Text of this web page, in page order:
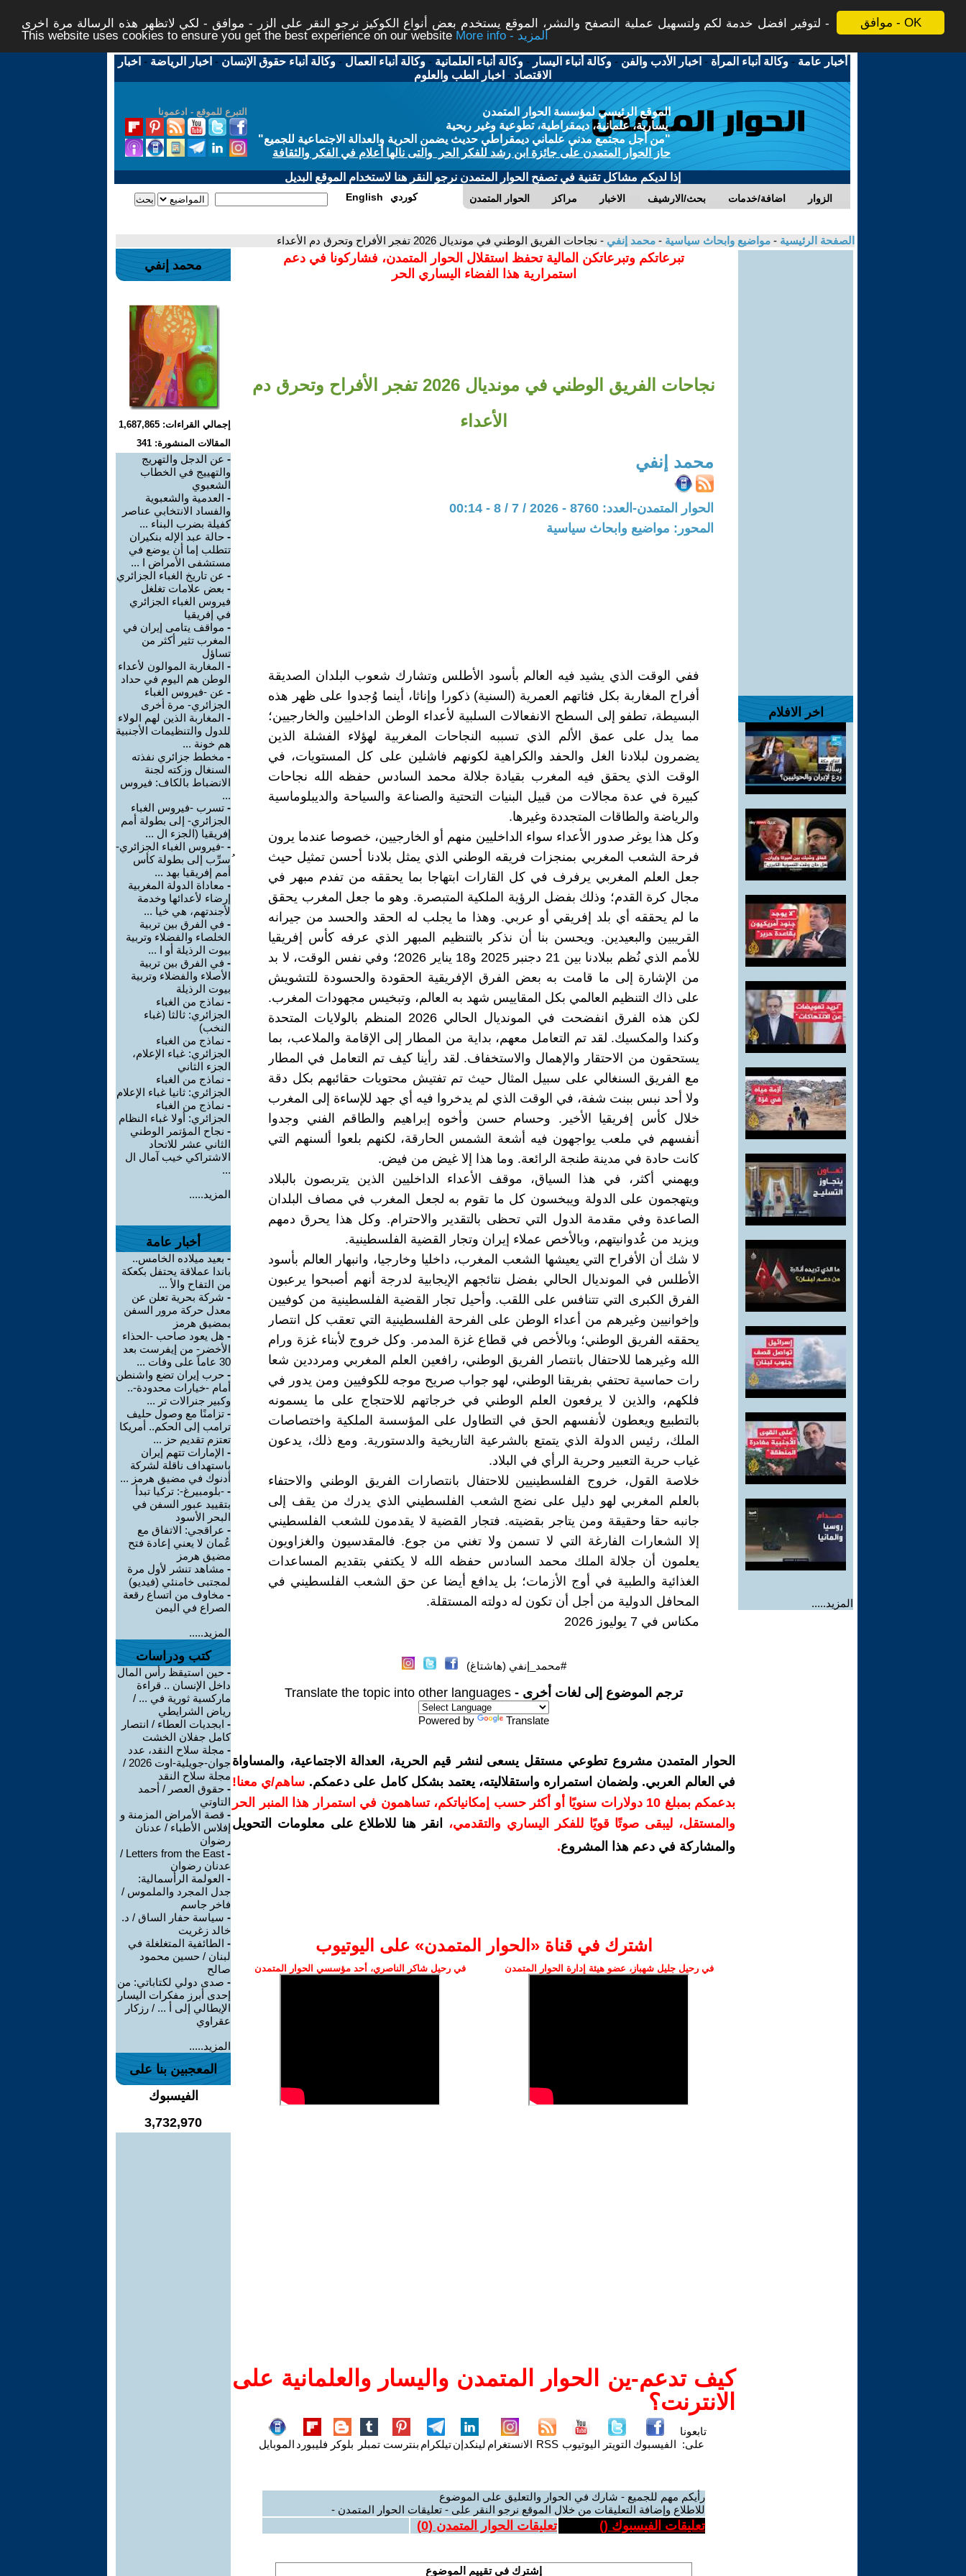
موافق - OK
لتوفير افضل خدمة لكم ولتسهيل عملية التصفح والنشر، الموقع يستخدم بعض أنواع الكوكيز نرجو النقر على الزر - موافق - لكي لاتظهر هذه الرسالة مرة اخرى -
This website uses cookies to ensure you get the best experience on our website
More info - المزيد
أخبار عامة -وكالة أنباء المرأة - اخبار الأدب والفن -وكالة أنباء اليسار -وكالة أنباء العلمانية -وكالة أنباء العمال -وكالة أنباء حقوق الإنسان - اخبار الرياضة - اخبار
الاقتصاد - اخبار الطب والعلوم
التبرع للموقع - ادعمونا
الموقع الرئيسي لمؤسسة الحوار المتمدن
يسارية، علمانية، ديمقراطية، تطوعية وغير ربحية
"من أجل مجتمع مدني علماني ديمقراطي حديث يضمن الحرية والعدالة الاجتماعية للجميع"
حاز الحوار المتمدن على جائزة ابن رشد للفكر الحر والتى نالها أعلام في الفكر والثقافة
إذا لديكم مشاكل تقنية في تصفح الحوار المتمدن نرجو النقر هنا لاستخدام الموقع البديل
الحوار المتمدن مراكز الاخبار بحث/الارشيف اضافة/خدمات الزوار English كوردي
الصفحة الرئيسية - مواضيع وابحاث سياسية - محمد إنفي - نجاحات الفريق الوطني في مونديال 2026 تفجر الأفراح وتحرق دم الأعداء
اخر الافلام
المزيد.....
تبرعاتكم وتبرعاتكن المالية تحفظ استقلال الحوار المتمدن، فشاركونا في دعم
استمرارية هذا الفضاء اليساري الحر
نجاحات الفريق الوطني في مونديال 2026 تفجر الأفراح وتحرق دم
الأعداء
محمد إنفي
الحوار المتمدن-العدد: 8760 - 2026 / 7 / 8 - 00:14
المحور: مواضيع وابحاث سياسية
ففي الوقت الذي يشيد فيه العالم بأسود الأطلس وتشارك شعوب البلدان الصديقة
أفراح المغاربة بكل فئاتهم العمرية (السنية) ذكورا وإناثا، أينما وُجدوا على ظهر هذه
البسيطة، تطفو إلى السطح الانفعالات السلبية لأعداء الوطن الداخليين والخارجيين؛
مما يدل على عمق الألم الذي تسببه النجاحات المغربية لهؤلاء الفشلة الذين
يضمرون لبلادنا الغل والحفد والكراهية لكونهم فاشلين على كل المستويات، في
الوقت الذي يحقق فيه المغرب بقيادة جلالة محمد السادس حفظه الله نجاحات
كبيرة في عدة مجالات من قبيل البنيات التحتية والصناعة والسياحة والديبلوماسية
والرياضة والطاقات المتجددة وغيرها.
وكل هذا يوغر صدور الأعداء سواء الداخليين منهم أو الخارجيين، خصوصا عندما يرون
فرحة الشعب المغربي بمنجزات فريقه الوطني الذي يمثل بلادنا أحسن تمثيل حيث
جعل العلم المغربي يرفرف في كل القارات ابتهاجا بما يحققه من تفدم مبهر في
مجال كرة القدم؛ وذلك بفضل الرؤية الملكية المتبصرة. وهو ما جعل المغرب يحقق
ما لم يحققه أي بلد إفريقي أو عربي. وهذا ما يجلب له الحقد والحسد من جيرانه
القريبين والبعيدين. ويحسن بنا أن نذكر بالتنظيم المبهر الذي عرفه كأس إفريقيا
للأمم الذي نُظم ببلادنا بين 21 دجنبر 2025 و18 يناير 2026؛ وفي نفس الوقت، لا بد
من الإشارة إلى ما قامت به بعض الفرق الإفريقية الحقودة والحسودة للتشويش
على ذاك التنظيم العالمي بكل المقاييس شهد به العالم، وتبخيس مجهودات المغرب.
لكن هذه الفرق انفضحت في المونديال الحالي 2026 المنظم بالولايات المتحدة
وكندا والمكسيك. لقد تم التعامل معهم، بداية من المطار إلى الإقامة والملاعب، بما
يستحقون من الاحتقار والإهمال والاستخفاف. لقد رأينا كيف تم التعامل في المطار
مع الفريق السنغالي على سبيل المثال حيث تم تفتيش محتويات حقائبهم بكل دقة
ولا أحد نبس ببنت شفة، في الوقت الذي لم يدخروا فيه أي جهد للإساءة إلى المغرب
خلال كأس إفريقيا الأخير. وحسام حسن وأخوه إبراهيم والطاقم الفني وجدوا
أنفسهم في ملعب يواجهون فيه أشعة الشمس الحارقة، لكنهم بلعوا ألسنهم التي
كانت حادة في مدينة طنجة الرائعة. وما هذا إلا غيض من فيض.
ويهمني أكثر، في هذا السياق، موقف الأعداء الداخليين الذين يتربصون بالبلاد
ويتهجمون على الدولة ويبخسون كل ما تقوم به لجعل المغرب في مصاف البلدان
الصاعدة وفي مقدمة الدول التي تحظى بالتقدير والاحترام. وكل هذا يحرق دمهم
ويزيد من عُدوانيتهم، وبالأخص عملاء إيران وتجار القضية الفلسطينية.
لا شك أن الأفراح التي يعيشها الشعب المغرب، داخليا وخارجيا، وانبهار العالم بأسود
الأطلس في المونديال الحالي بفضل نتائجهم الإيجابية لدرجة أنهم أصبحوا يرعبون
الفرق الكبرى التي تتنافس على اللقب. وأحيل تجار القضية الفلسطينية من كوفيين
وإخوانيين وغيرهم من أعداء الوطن على الفرحة الفلسطينية التي تعقب كل انتصار
يحققه الفريق الوطني؛ وبالأخص في قطاع غزة المدمر. وكل خروج لأبناء غزة ورام
الله وغيرهما للاحتفال بانتصار الفريق الوطني، رافعين العلم المغربي ومرددين شعا
رات حماسية تحتفي بفريقنا الوطني، لهو جواب صريح موجه للكوفيين ومن يدور في
فلكهم، والذين لا يرفعون العلم الوطني في خرجاتهم للاحتجاج على ما يسمونه
بالتطبيع ويعطون لأنفسهم الحق في التطاول على المؤسسة الملكية واختصاصات
الملك، رئيس الدولة الذي يتمتع بالشرعية التاريخية والدستورية. ومع ذلك، يدعون
غياب حرية التعبير وحرية الرأي في البلاد.
خلاصة القول، خروج الفلسطينيين للاحتفال بانتصارات الفريق الوطني والاحتفاء
بالعلم المغربي لهو دليل على نضج الشعب الفلسطيني الذي يدرك من يقف إلى
جانبه حقا وحقيقة ومن يتاجر بقضيته. فتجار القضية لا يقدمون للشعب الفلسطيني
إلا الشعارات الفارغة التي لا تسمن ولا تغني من جوع. فالمقدسيون والغزاويون
يعلمون أن جلالة الملك محمد السادس حفظه الله لا يكتفي بتقديم المساعدات
الغذائية والطبية في أوج الأزمات؛ بل يدافع أيضا عن حق الشعب الفلسطيني في
المحافل الدولية من أجل أن تكون له دولته المستقلة.
مكناس في 7 يوليوز 2026
#محمد_إنفي (هاشتاغ)
ترجم الموضوع إلى لغات أخرى - Translate the topic into other languages
Powered by Translate
الحوار المتمدن مشروع تطوعي مستقل يسعى لنشر قيم الحرية، العدالة الاجتماعية، والمساواة
في العالم العربي. ولضمان استمراره واستقلاليته، يعتمد بشكل كامل على دعمكم. ساهم/ي معنا!
بدعمكم بمبلغ 10 دولارات سنويًا أو أكثر حسب إمكانياتكم، تساهمون في استمرار هذا المنبر الحر
والمستقل، ليبقى صوتًا قويًا للفكر اليساري والتقدمي،
انقر هنا للاطلاع على معلومات التحويل
والمشاركة في دعم هذا المشروع.
اشترك في قناة ‫«الحوار المتمدن» على اليوتيوب
في رحيل جليل شهباز، عضو هيئة إدارة الحوار المتمدن في رحيل شاكر الناصري، أحد مؤسسي الحوار المتمدن
كيف تدعم-ين الحوار المتمدن واليسار والعلمانية على
الانترنت؟
تابعونا
على: الفيسبوك التويتر اليوتيوب RSS الانستغرام لينكدإنتيلكرام بنترست تمبلر بلوكر فليبورد الموبايل
رأيكم مهم للجميع - شارك في الحوار والتعليق على الموضوع
للاطلاع وإضافة التعليقات من خلال الموقع نرجو النقر على - تعليقات الحوار المتمدن -
تعليقات الفيسبوك () تعليقات الحوار المتمدن (0
)
محمد إنفي
إجمالي القراءات: 1,687,865
المقالات المنشورة: 341
- عن الدجل والتهريج
والتهييج في الخطاب
الشعبوي
- العدمية والشعبوية
والفساد الانتخابي عناصر
كفيلة بضرب البناء ...
- حالة عبد الإله بنكيران
تتطلب إما أن يوضع في
مستشفى الأمراض ا ...
- عن تاريخ الغباء الجزائري
- بعض علامات تغلغل
فيروس الغباء الجزائري
في إفريقيا
- مواقف يتامى إيران في
المغرب تثير أكثر من
تساؤل
- المغاربة الموالون لأعداء
الوطن هم اليوم في حداد
- عن -فيروس الغباء
الجزائري- مرة أخرى
- المغاربة الذين لهم الولاء
للدول والتنظيمات الأجنبية
هم خونة ...
- مخطط جزائري نفذته
السنغال وزكته لجنة
الانضباط بالكاف: فيروس
...
- تسرب -فيروس الغباء
الجزائري- إلى بطولة أمم
إفريقيا (الجزء ال ...
- -فيروس الغباء الجزائري-
ُسرِّب إلى بطولة كأس
أمم إفريقيا بهد ...
- معاداة الدولة المغربية
إرضاء لأعدائها وخدمة
لأجندتهم، هي خيا ...
- في الفرق بين تربية
الخلصاء والفضلاء وتربية
بيوت الرذيلة أو ا ...
- في الفرق بين تربية
الأصلاء والفضلاء وتربية
بيوت الرذيلة
- نماذج من الغباء
الجزائري: ثالثا (غباء
النخب)
- نماذج من الغباء
الجزائري: غباء الإعلام،
الجزء الثاني
- نماذج من الغباء
الجزائري: ثانيا غباء الإعلام
- نماذج من الغباء
الجزائري: أولا غباء النظام
- نجاح المؤتمر الوطني
الثاني عشر للاتحاد
الاشتراكي خيب آمال ال
...
المزيد.....
أخبار عامة
- بعيد ميلاده الخامس..
باندا عملاقة يحتفل بكعكة
من التفاح والأ ...
- شركة بحرية تعلن عن
معدل حركة مرور السفن
بمضيق هرمز
- هل يعود صاحب -الحذاء
الأخضر- من إيفرست بعد
30 عاماً على وفات ...
- حرب إيران تضع واشنطن
أمام -خيارات محدودة-..
وكبير جنرالات تر ...
- تزامنًا مع وصول حليف
ترامب إلى الحكم.. أمريكا
تعتزم تقديم حز ...
- الإمارات تتهم إيران
باستهداف ناقلة لشركة
أدنوك في مضيق هرمز ...
- -بلومبيرغ-: تركيا تبدأ
بتقييد عبور السفن في
البحر الأسود
- عراقجي: الاتفاق مع
عُمان لا يعني إعادة فتح
مضيق هرمز
- مشاهد تنشر لأول مرة
لمجتبى خامنئي (فيديو)
- مخاوف من اتساع رقعة
الصراع في اليمن
المزيد.....
كتب ودراسات
- حين استيقظ رأس المال
داخل الإنسان .. قراءة
ماركسية ثورية في ... /
رياض الشرايطي
- ابجديات العطاء / انتصار
كامل جفلان الخشت
- مجلة سلاح النقد، عدد
جوان-جويلية-اوت 2026 /
مجلة سلاح النقد
- حقوق العصر / أحمد
التاوتي
- قصة الأمراض المزمنة و
إفلاس الأطباء / عدنان
رضوان
-
Letters from the East /
عدنان رضوان
- العولمة الرأسمالية:
جدل المجرد والملموس /
فاخر جاسم
- سياسة حفار الساق / د.
خالد زغريت
- الطائفية المتغلغلة في
لبنان / حسين محمود
صالح
- صدى دولي لكتاباتي: من
إحدى أبرز مفكرات اليسار
الإيطالي إلى أ ... / رزكار
عقراوي
المزيد.....
المعجبين بنا على
الفيسبوك
3,732,970